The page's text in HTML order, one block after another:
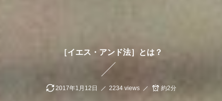
［イエス・アンド法］とは？
2017年1月12日 2234 views 約2分